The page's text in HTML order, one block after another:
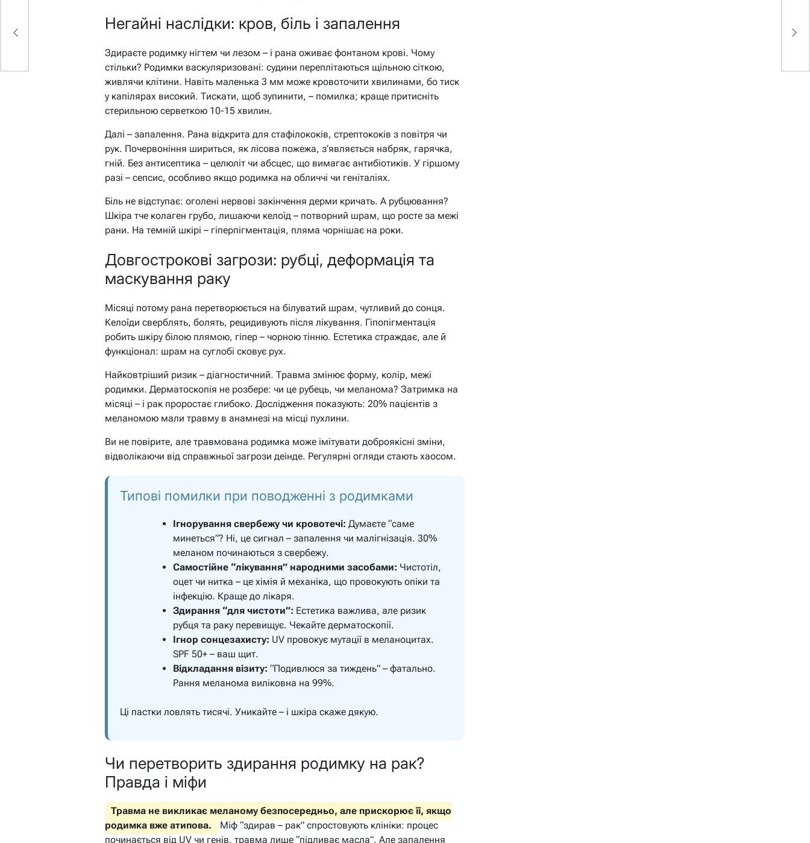
Негайні наслідки: кров, біль і запалення
Здираєте родимку нігтем чи лезом – і рана оживає фонтаном крові. Чому
стільки? Родимки васкуляризовані: судини переплітаються щільною сіткою,
живлячи клітини. Навіть маленька 3 мм може кровоточити хвилинами, бо тиск
у капілярах високий. Тискати, щоб зупинити, – помилка; краще притисніть
стерильною серветкою 10-15 хвилин.
Далі – запалення. Рана відкрита для стафілококів, стрептококів з повітря чи
рук. Почервоніння шириться, як лісова пожежа, з’являється набряк, гарячка,
гній. Без антисептика – целюліт чи абсцес, що вимагає антибіотиків. У гіршому
разі – сепсис, особливо якщо родимка на обличчі чи геніталіях.
Біль не відступає: оголені нервові закінчення дерми кричать. А рубцювання?
Шкіра тче колаген грубо, лишаючи келоїд – потворний шрам, що росте за межі
рани. На темній шкірі – гіперпігментація, пляма чорнішає на роки.
Довгострокові загрози: рубці, деформація та
маскування раку
Місяці потому рана перетворюється на білуватий шрам, чутливий до сонця.
Келоїди сверблять, болять, рецидивують після лікування. Гіпопігментація
робить шкіру білою плямою, гіпер – чорною тінню. Естетика страждає, але й
функціонал: шрам на суглобі сковує рух.
Найковтріший ризик – діагностичний. Травма змінює форму, колір, межі
родимки. Дерматоскопія не розбере: чи це рубець, чи меланома? Затримка на
місяці – і рак проростає глибоко. Дослідження показують: 20% пацієнтів з
меланомою мали травму в анамнезі на місці пухлини.
Ви не повірите, але травмована родимка може імітувати доброякісні зміни,
відволікаючи від справжньої загрози деінде. Регулярні огляди стають хаосом.
Типові помилки при поводженні з родимками
Ігнорування свербежу чи кровотечі: Думаєте “саме
минеться”? Ні, це сигнал – запалення чи малігнізація. 30%
меланом починаються з свербежу.
Самостійне “лікування” народними засобами: Чистотіл,
оцет чи нитка – це хімія й механіка, що провокують опіки та
інфекцію. Краще до лікаря.
Здирання “для чистоти”: Естетика важлива, але ризик
рубця та раку перевищує. Чекайте дерматоскопії.
Ігнор сонцезахисту: UV провокує мутації в меланоцитах.
SPF 50+ – ваш щит.
Відкладання візиту: “Подивлюся за тиждень” – фатально.
Рання меланома виліковна на 99%.
Ці пастки ловлять тисячі. Уникайте – і шкіра скаже дякую.
Чи перетворить здирання родимку на рак?
Правда і міфи
Травма не викликає меланому безпосередньо, але прискорює її, якщо
родимка вже атипова.
Міф “здирав – рак” спростовують клініки: процес
починається від UV чи генів, травма лише “підливає масла”. Але запалення